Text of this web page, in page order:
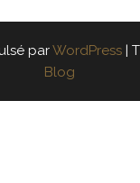
parWordPress |
Blog